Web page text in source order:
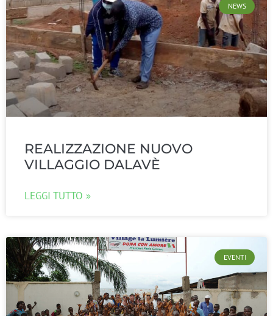
NEWS
REALIZZAZIONE NUOVO
VILLAGGIO DALAVÈ
LEGGI TUTTO »
EVENTI